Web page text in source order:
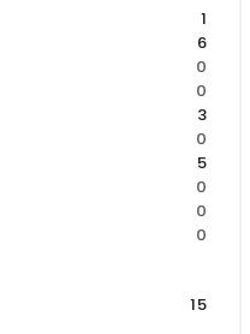
1
6
0
0
3
0
5
0
0
0
15